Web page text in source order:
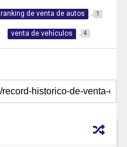
ranking de venta de autos 1
venta de vehículos 4